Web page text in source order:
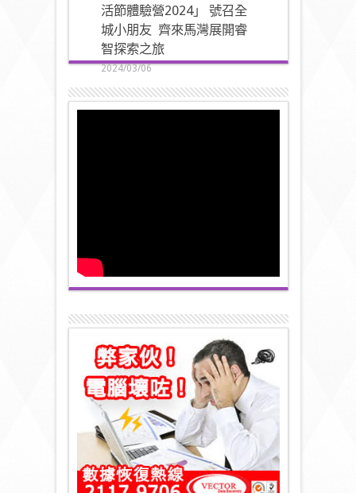
活節體驗營2024」 號召全
城小朋友 齊來馬灣展開睿
智探索之旅
2024/03/06